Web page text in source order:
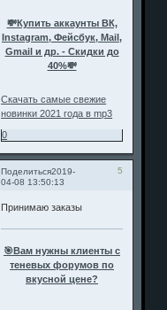
💸Купить аккаунты ВК,
Instagram, Фейсбук, Mail,
Gmail и др. - Скидки до
40%💸
Скачать самые свежие
новинки 2021 года в mp3
0
Поделиться 5
2019-
04-08 13:50:13
Принимаю заказы
🎯Вам нужны клиенты с
теневых форумов по
вкусной цене?